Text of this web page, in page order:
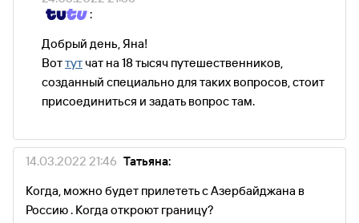
:
Добрый день, Яна!
Воттутчат на 18 тысяч путешественников,
созданный специально для таких вопросов, стоит
присоединиться и задать вопрос там.
14.03.2022 21:46 Татьяна:
Когда, можно будет прилететь с Азербайджана в
Россию . Когда откроют границу?